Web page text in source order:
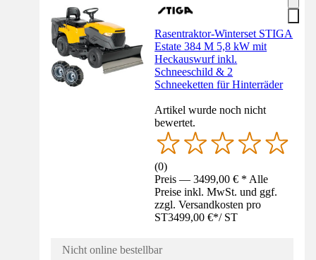
Rasentraktor-Winterset STIGA
Estate 384 M 5,8 kW mit
Heckauswurf inkl.
Schneeschild & 2
Schneeketten für Hinterräder
Artikel wurde noch nicht
bewertet.
(0)
Preis — 3499,00 € * Alle
Preise inkl. MwSt. und ggf.
zzgl. Versandkosten pro
ST3499,00 €*/ ST
Nicht online bestellbar